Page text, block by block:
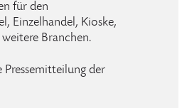
für den
Einzelhandel, Kioske,
Branchen.
der